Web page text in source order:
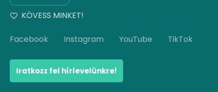
KÖVESS MINKET!
Facebook Instagram YouTube TikTok
Iratkozz fel hírlevelünkre!